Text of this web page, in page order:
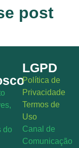
post
do
LGPD
Política de
Privacidade
Termos de
Uso
Canal de
Comunicação